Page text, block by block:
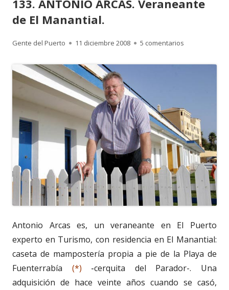
133. ANTONIO ARCAS. Veraneante
de El Manantial.
Autor
Gente del Puerto
Publicado
11 diciembre 2008 5 comentarios
Antonio Arcas es, un veraneante en El Puerto
experto en Turismo, con residencia en El Manantial:
caseta de mampostería propia a pie de la Playa de
Fuenterrabía (*) -cerquita del Parador-. Una
adquisición de hace veinte años cuando se casó,